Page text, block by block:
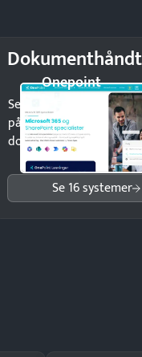
Onepoint
Send kontrakter til
på minutter og mist
dokumenter.
Se 16 systemer